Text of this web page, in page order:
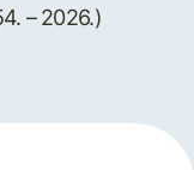
– 2026.)